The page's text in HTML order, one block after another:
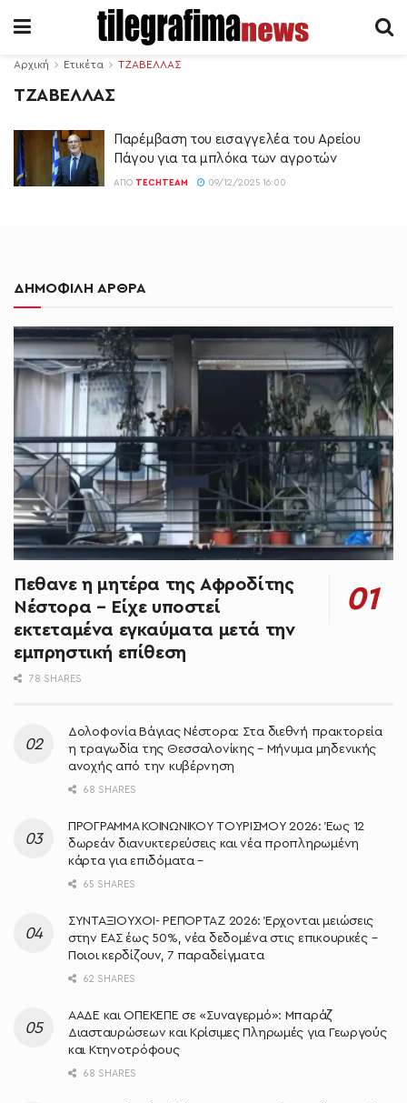
Αρχική Ετικέτα ΤΖΑΒΕΛΛΑΣ
ΤΖΑΒΕΛΛΑΣ
Παρέμβαση του εισαγγελέα του Αρείου
Πάγου για τα μπλόκα των αγροτών
ΑΠΌ TECHTEAM 09/12/2025 16:00
ΔΗΜΟΦΙΛΗ ΑΡΘΡΑ
Πεθανε η μητέρα της Αφροδίτης
Νέστορα – Είχε υποστεί
εκτεταμένα εγκαύματα μετά την
εμπρηστική επίθεση
78 SHARES
Δολοφονία Βάγιας Νέστορα: Στα διεθνή πρακτορεία
η τραγωδία της Θεσσαλονίκης – Μήνυμα μηδενικής
ανοχής από την κυβέρνηση
68 SHARES
ΠΡΟΓΡΑΜΜΑ ΚΟΙΝΩΝΙΚΟΥ ΤΟΥΡΙΣΜΟΥ 2026: Έως 12
δωρεάν διανυκτερεύσεις και νέα προπληρωμένη
κάρτα για επιδόματα –
65 SHARES
ΣΥΝΤΑΞΙΟΥΧΟΙ- ΡΕΠΟΡΤΑΖ 2026: Έρχονται μειώσεις
στην ΕΑΣ έως 50%, νέα δεδομένα στις επικουρικές –
Ποιοι κερδίζουν, 7 παραδείγματα
62 SHARES
ΑΑΔΕ και ΟΠΕΚΕΠΕ σε «Συναγερμό»: Μπαράζ
Διασταυρώσεων και Κρίσιμες Πληρωμές για Γεωργούς
και Κτηνοτρόφους
68 SHARES